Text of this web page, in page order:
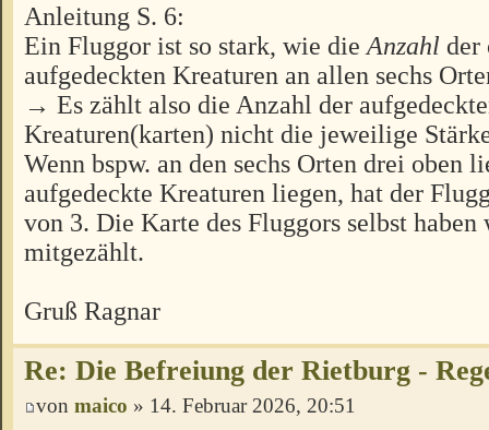
Anleitung S. 6:
Ein Fluggor ist so stark, wie die Anzahl der
aufgedeckten Kreaturen an allen sechs
→ Es zählt also die Anzahl der
Kreaturen(karten) nicht die jeweilige
Wenn bspw. an den sechs Orten drei oben
aufgedeckte Kreaturen liegen, hat der
von 3. Die Karte des Fluggors selbst
mitgezählt.
Gruß Ragnar
Re: Die Befreiung der Rietburg -
von maico » 14. Februar 2026, 20:51